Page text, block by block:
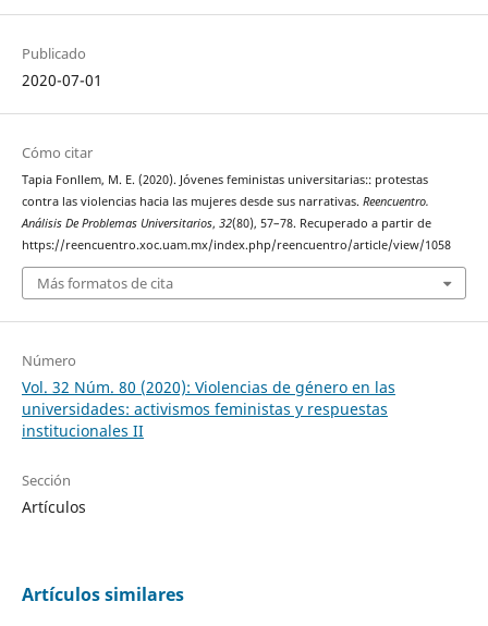
Publicado
2020-07-01
Cómo citar
Tapia Fonllem, M. E. (2020). Jóvenes feministas universitarias:: protestas
contra las violencias hacia las mujeres desde sus narrativas. Reencuentro.
Análisis De Problemas Universitarios, 32(80), 57–78. Recuperado a partir de
https://reencuentro.xoc.uam.mx/index.php/reencuentro/article/view/1058
Más formatos de cita
Número
Vol. 32 Núm. 80 (2020): Violencias de género en las
universidades: activismos feministas y respuestas
institucionales II
Sección
Artículos
Artículos similares